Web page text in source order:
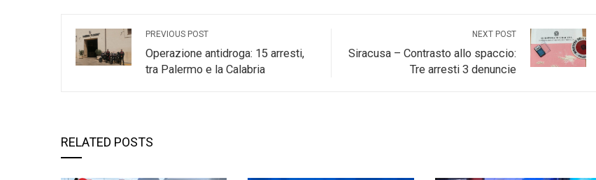
PREVIOUS POST
Operazione antidroga: 15 arresti,
tra Palermo e la Calabria
NEXT POST
Siracusa – Contrasto allo spaccio:
Tre arresti 3 denuncie
RELATED POSTS